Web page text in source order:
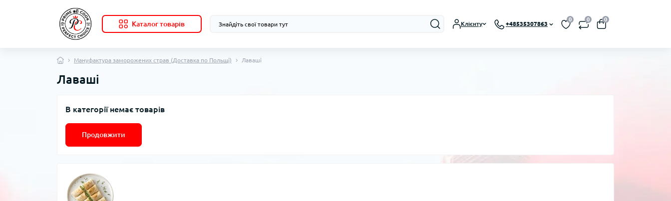
Каталог товарів Клієнту +48535307863
0 0 0
Мануфактура заморожених страв (Доставка по Польщі) Лаваші
Лаваші
В категорії немає товарів
Продовжити